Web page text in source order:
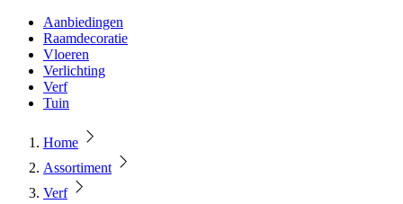
Aanbiedingen
Raamdecoratie
Vloeren
Verlichting
Verf
Tuin
Home
Assortiment
Verf